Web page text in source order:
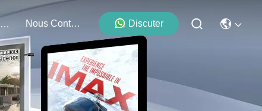
Événements Nous Contacter Discuter